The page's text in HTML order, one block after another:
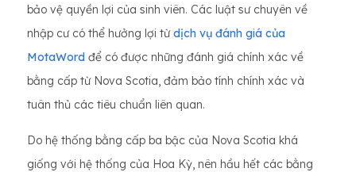
bảo vệ quyền lợi của sinh viên. Các luật sư chuyên về
nhập cư có thể hưởng lợi từdịch vụ đánh giá của
MotaWord để có được những đánh giá chính xác về
bằng cấp từ Nova Scotia, đảm bảo tính chính xác và
tuân thủ các tiêu chuẩn liên quan.
Do hệ thống bằng cấp ba bậc của Nova Scotia khá
giống với hệ thống của Hoa Kỳ, nên hầu hết các bằng